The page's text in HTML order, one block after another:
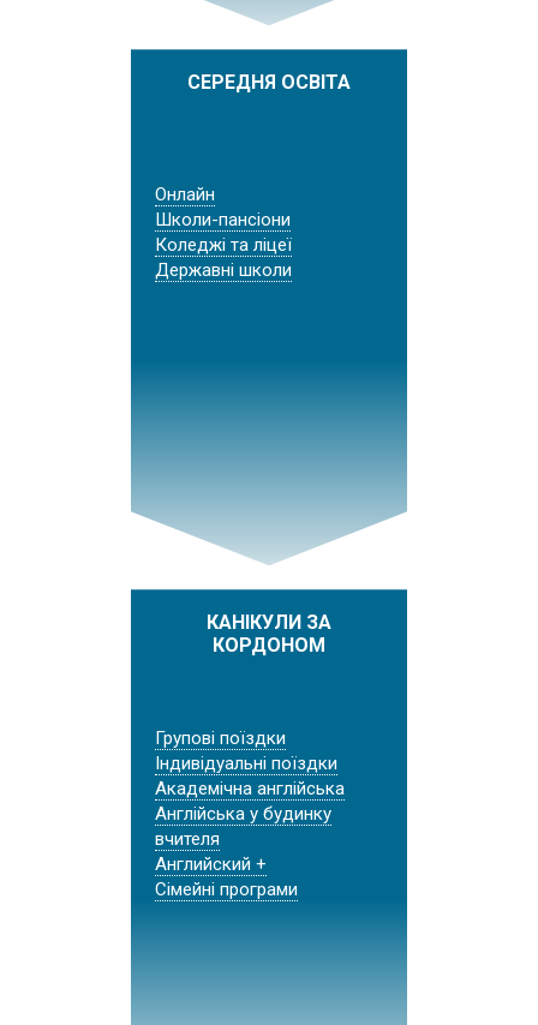
СЕРЕДНЯ ОСВІТА
Онлайн
Школи-пансіони
Коледжі та ліцеї
Державні школи
КАНІКУЛИ ЗА
КОРДОНОМ
Групові поїздки
Індивідуальні поїздки
Академічна англійська
Англійська у будинку
вчителя
Английский +
Сімейні програми